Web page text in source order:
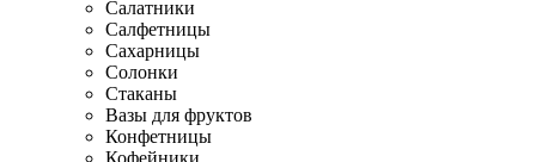
Салатники
Салфетницы
Сахарницы
Солонки
Стаканы
Вазы для фруктов
Конфетницы
Кофейники